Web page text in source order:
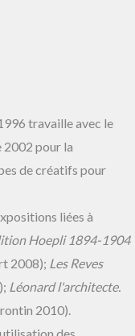
travaille avec le
pour la
de créatifs pour
liées à
Hoepli 1894-1904
2008); Les Reves
Léonard l'architecte.
2010).